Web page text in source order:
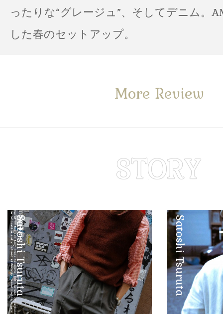
ったりな“グレージュ”、そしてデニム。
した春のセットアップ。
More Review
Satoshi Tsuruta Satoshi Tsuruta